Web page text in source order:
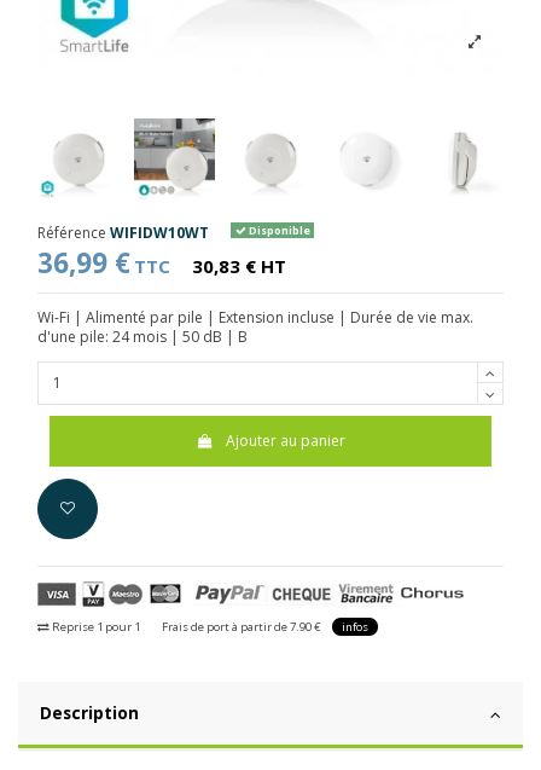
Référence WIFIDW10WT Disponible
36,99 € TTC 30,83 € HT
Wi-Fi | Alimenté par pile | Extension incluse | Durée de vie max.
d'une pile: 24 mois | 50 dB | B
Ajouter au panier
Reprise 1 pour 1 Frais de port à partir de 7.90 € infos
Description